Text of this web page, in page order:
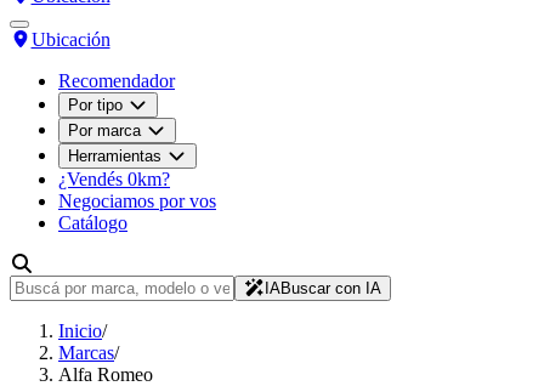
Ubicación
Recomendador
Por tipo
Por marca
Herramientas
¿Vendés 0km?
Negociamos por vos
Catálogo
IABuscar con IA
Inicio/
Marcas/
Alfa Romeo